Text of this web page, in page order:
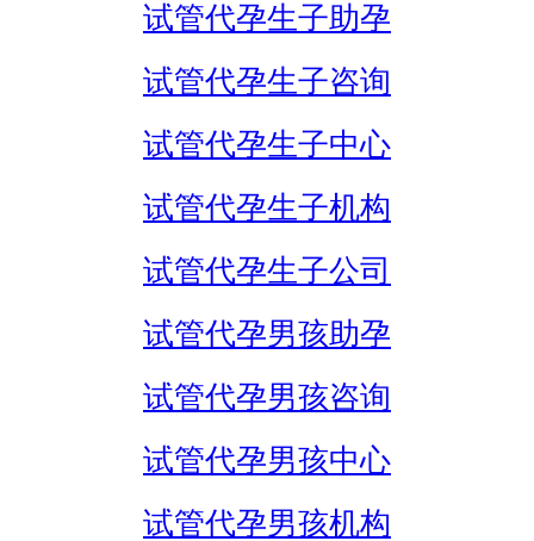
试管代孕生子助孕
试管代孕生子咨询
试管代孕生子中心
试管代孕生子机构
试管代孕生子公司
试管代孕男孩助孕
试管代孕男孩咨询
试管代孕男孩中心
试管代孕男孩机构